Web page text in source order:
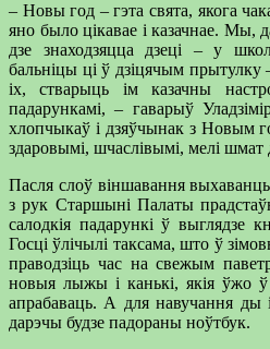
– Новы год – гэта свята, якога
яно было цікавае і казачнае. Мы,
дзе знаходзяцца дзеці – у
бальніцы ці ў дзіцячым прытулку
іх, стварыць ім казачны
падарункамі, – гаварыў
хлопчыкаў і дзяўчынак з Новым
здаровымі, шчаслівымі, мелі шмат
Пасля слоў віншавання
з рук Старшыні Палаты
салодкія падарункі ў выглядзе
Госці ўлічылі таксама, што ў
праводзіць час на свежым
новыя лыжы і канькі, якія ўжо
апрабаваць. А для навучання ды
дарэчы будзе падораны ноўтбук.